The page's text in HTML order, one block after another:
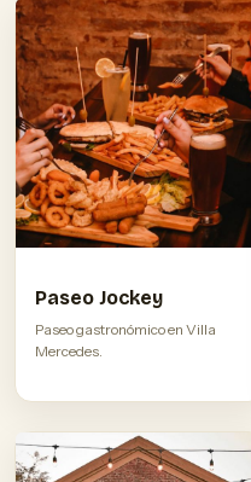
Paseo Jockey
Paseo gastronómico en Villa
Mercedes.